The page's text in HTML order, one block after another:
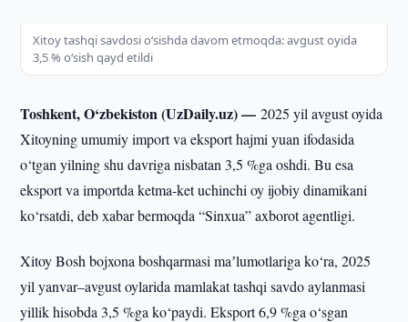
Xitoy tashqi savdosi o‘sishda davom etmoqda: avgust oyida
3,5 % o‘sish qayd etildi
Toshkent, O‘zbekiston (UzDaily.uz) —2025 yil avgust oyida
Xitoyning umumiy import va eksport hajmi yuan ifodasida
o‘tgan yilning shu davriga nisbatan 3,5 %ga oshdi. Bu esa
eksport va importda ketma-ket uchinchi oy ijobiy dinamikani
ko‘rsatdi, deb xabar bermoqda “Sinxua” axborot agentligi.
Xitoy Bosh bojxona boshqarmasi maʼlumotlariga ko‘ra, 2025
yil yanvar–avgust oylarida mamlakat tashqi savdo aylanmasi
yillik hisobda 3,5 %ga ko‘paydi. Eksport 6,9 %ga o‘sgan